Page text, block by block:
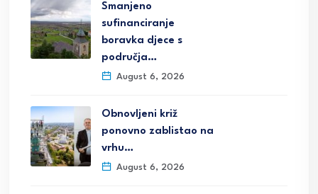
Smanjeno
sufinanciranje
boravka djece s
područja…
August 6, 2026
Obnovljeni križ
ponovno zablistao na
vrhu…
August 6, 2026